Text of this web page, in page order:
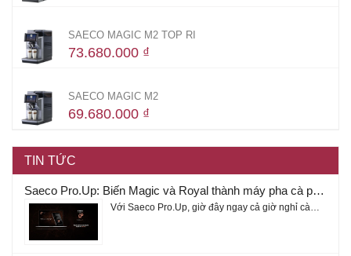
SAECO MAGIC M2 TOP RI
73.680.000 ₫
SAECO MAGIC M2
69.680.000 ₫
TIN TỨC
Saeco Pro.Up: Biến Magic và Royal thành máy pha cà phê thông minh
Với Saeco Pro.Up, giờ đây ngay cả giờ nghỉ cà…